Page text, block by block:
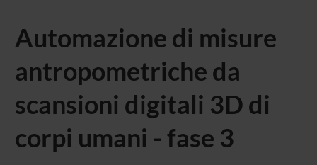
Automazione di misure
antropometriche da
scansioni digitali 3D di
corpi umani - fase 3